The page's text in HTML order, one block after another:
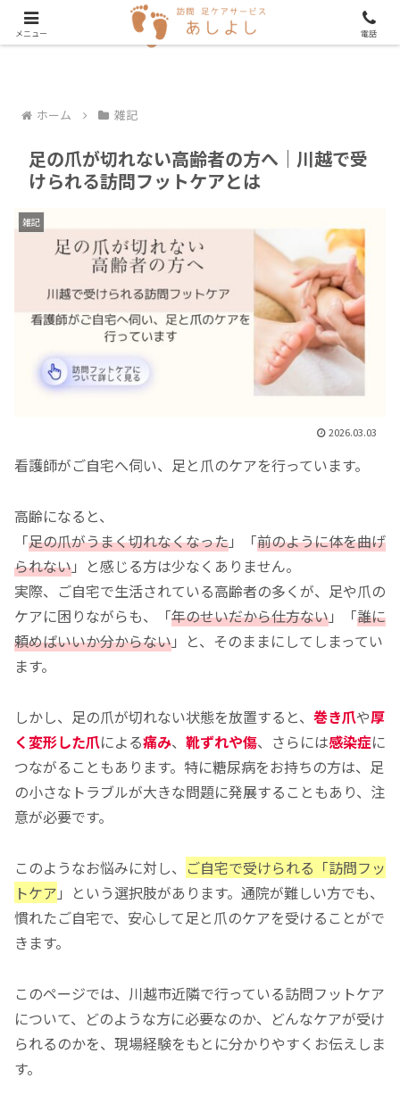
ホーム 雑記
足の爪が切れない高齢者の方へ｜川越で受
けられる訪問フットケアとは
雑記
2026.03.03
看護師がご自宅へ伺い、足と爪のケアを行っています。
高齢になると、
「足の爪がうまく切れなくなった」「前のように体を曲げ
られない」と感じる方は少なくありません。
実際、ご自宅で生活されている高齢者の多くが、足や爪の
ケアに困りながらも、「年のせいだから仕方ない」「誰に
頼めばいいか分からない」と、そのままにしてしまってい
ます。
しかし、足の爪が切れない状態を放置すると、 巻き爪や厚
く変形した爪による痛み、 靴ずれや傷、さらには感染症に
つながることもあります。特に糖尿病をお持ちの方は、足
の小さなトラブルが大きな問題に発展することもあり、注
意が必要です。
このようなお悩みに対し、 ご自宅で受けられる「訪問フッ
トケア 」という選択肢があります。通院が難しい方でも、
慣れたご自宅で、安心して足と爪のケアを受けることがで
きます。
このページでは、川越市近隣で行っている訪問フットケア
について、どのような方に必要なのか、どんなケアが受け
られるのかを、現場経験をもとに分かりやすくお伝えしま
す。
メニュー 電話